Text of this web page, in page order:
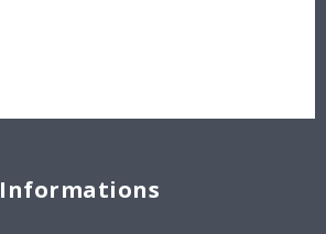
Informations